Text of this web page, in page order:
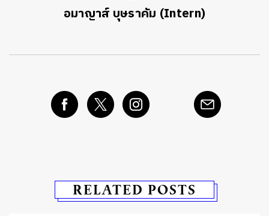
อมาญาส์ บุษราคัม (Intern)
RELATED POSTS